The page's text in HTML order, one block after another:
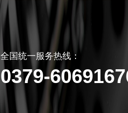
全国统一服务热线：
0379-